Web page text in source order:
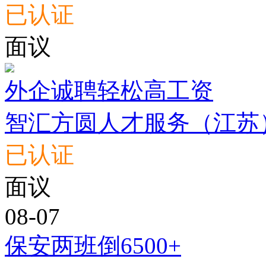
已认证
面议
外企诚聘轻松高工资
智汇方圆人才服务（江
已认证
面议
08-07
保安两班倒6500+